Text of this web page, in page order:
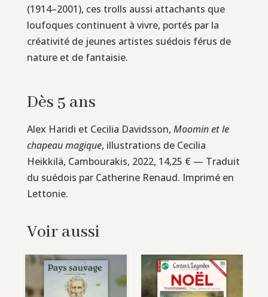
(1914–2001), ces trolls aussi attachants que
loufoques continuent à vivre, portés par la
créativité de jeunes artistes suédois férus de
nature et de fantaisie.
Dès 5 ans
Alex Haridi et Cecilia Davidsson, Moomin et le
chapeau magique, illustrations de Cecilia
Heikkilä, Cambourakis, 2022, 14,25 € — Traduit
du suédois par Catherine Renaud. Imprimé en
Lettonie.
Voir aussi